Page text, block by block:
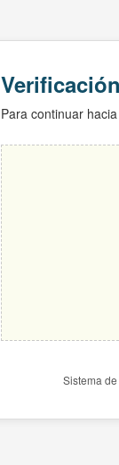
Para continuar
Sistema